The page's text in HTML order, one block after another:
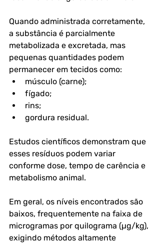
Quando administrada corretamente,
a substância é parcialmente
metabolizada e excretada, mas
pequenas quantidades podem
permanecer em tecidos como:
músculo (carne);
fígado;
rins;
gordura residual.
Estudos científicos demonstram que
esses resíduos podem variar
conforme dose, tempo de carência e
metabolismo animal.
Em geral, os níveis encontrados são
baixos, frequentemente na faixa de
microgramas por quilograma (µg/kg),
exigindo métodos altamente